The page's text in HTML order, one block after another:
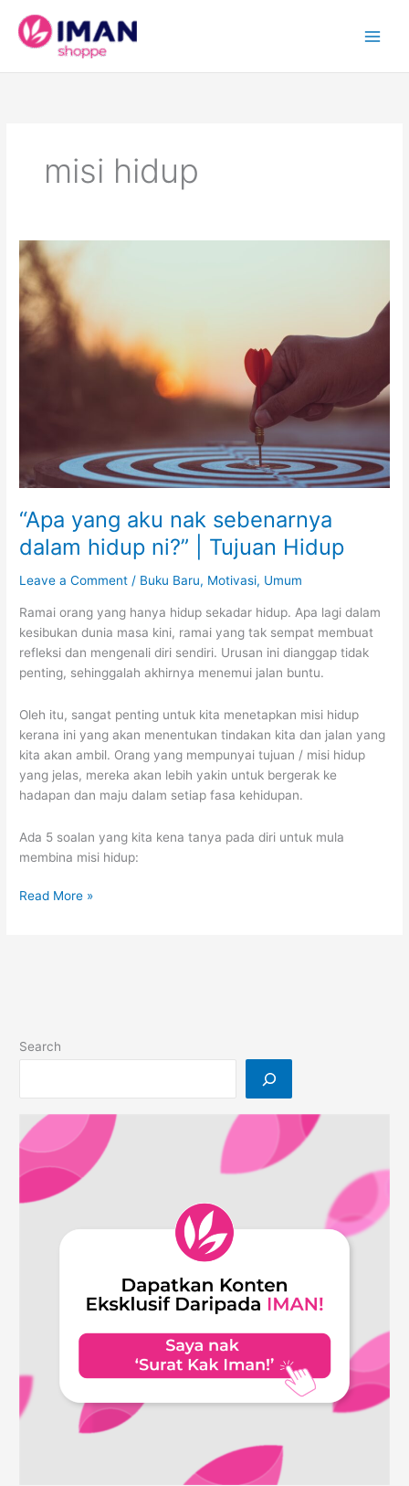
content
misi hidup
“Apa yang aku nak sebenarnya
dalam hidup ni?” | Tujuan Hidup
Leave a Comment / Buku Baru, Motivasi, Umum
Ramai orang yang hanya hidup sekadar hidup. Apa lagi dalam
kesibukan dunia masa kini, ramai yang tak sempat membuat
refleksi dan mengenali diri sendiri. Urusan ini dianggap tidak
penting, sehinggalah akhirnya menemui jalan buntu.
Oleh itu, sangat penting untuk kita menetapkan misi hidup
kerana ini yang akan menentukan tindakan kita dan jalan yang
kita akan ambil. Orang yang mempunyai tujuan / misi hidup
yang jelas, mereka akan lebih yakin untuk bergerak ke
hadapan dan maju dalam setiap fasa kehidupan.
Ada 5 soalan yang kita kena tanya pada diri untuk mula
membina misi hidup:
“Apa
|
Hidup
Read More »
Search